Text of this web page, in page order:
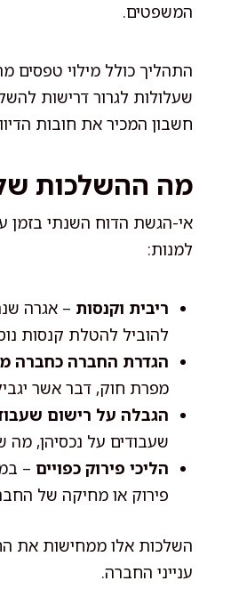
המשפטים.
התהליך כולל מילוי טפסים
שעלולות לגרור דרישות
חשבון המכיר את חובות
מה ההשלכות
אי-הגשת הדוח השנתי בזמן
למנות:
ריבית וקנסות – אגרה
להוביל להטלת קנסות
הגדרת החברה כחברה
מפרת חוק, דבר אשר
הגבלה על רישום
שעבודים על נכסיהן, מה
הליכי פירוק כפויים –
פירוק או מחיקה של
השלכות אלו ממחישות את
ענייני החברה.